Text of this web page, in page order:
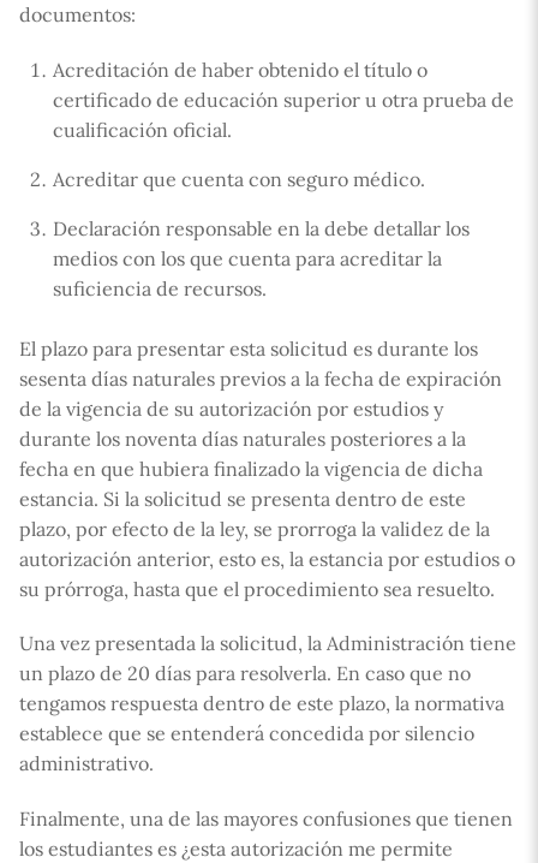
documentos:
Acreditación de haber obtenido el título o
certificado de educación superior u otra prueba de
cualificación oficial.
Acreditar que cuenta con seguro médico.
Declaración responsable en la debe detallar los
medios con los que cuenta para acreditar la
suficiencia de recursos.
El plazo para presentar esta solicitud es durante los
sesenta días naturales previos a la fecha de expiración
de la vigencia de su autorización por estudios y
durante los noventa días naturales posteriores a la
fecha en que hubiera finalizado la vigencia de dicha
estancia. Si la solicitud se presenta dentro de este
plazo, por efecto de la ley, se prorroga la validez de la
autorización anterior, esto es, la estancia por estudios o
su prórroga, hasta que el procedimiento sea resuelto.
Una vez presentada la solicitud, la Administración tiene
un plazo de 20 días para resolverla. En caso que no
tengamos respuesta dentro de este plazo, la normativa
establece que se entenderá concedida por silencio
administrativo.
Finalmente, una de las mayores confusiones que tienen
los estudiantes es ¿esta autorización me permite